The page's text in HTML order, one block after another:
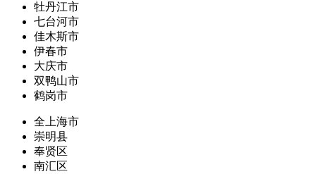
牡丹江市
七台河市
佳木斯市
伊春市
大庆市
双鸭山市
鹤岗市
全上海市
崇明县
奉贤区
南汇区